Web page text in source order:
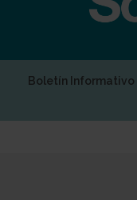
Boletín Informativo